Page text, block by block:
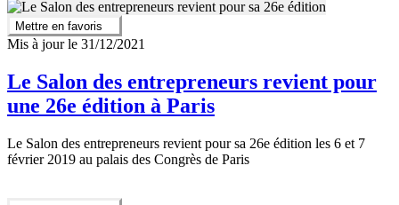
Mettre en favoris
Mis à jour le 31/12/2021
Le Salon des entrepreneurs revient pour
une 26e édition à Paris
Le Salon des entrepreneurs revient pour sa 26e édition les 6 et 7
février 2019 au palais des Congrès de Paris